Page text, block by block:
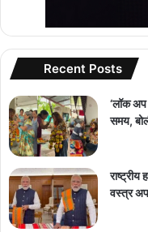
Recent Posts
‘लॉक अप
समय,
वस्त्र